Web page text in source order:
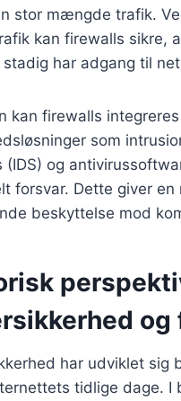
stor mængde trafik.
kan firewalls sikre,
stadig har adgang til
kan firewalls
som
(IDS) og
forsvar. Dette giver en
beskyttelse mod
og
har udviklet sig
tidlige dage. I